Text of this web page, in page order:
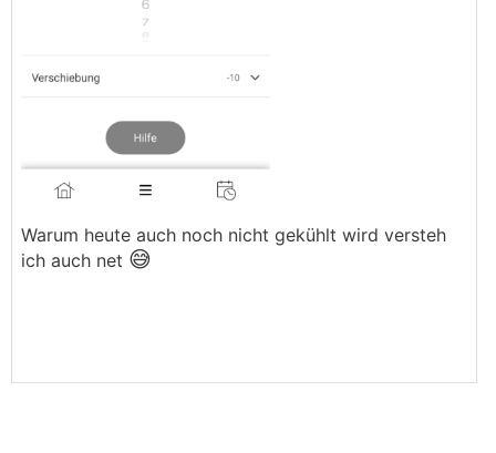
Warum heute auch noch nicht gekühlt wird versteh
ich auch net 😅